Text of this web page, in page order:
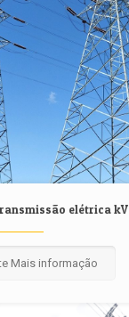
elétrica kV
Mais informação